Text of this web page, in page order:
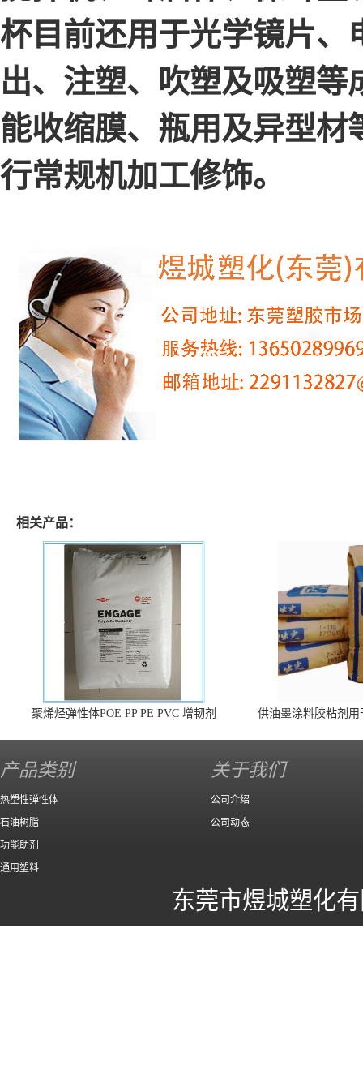
杯目前还用于光学镜片、
出、注塑、吹塑及吸塑
能收缩膜、瓶用及异型
行常规机加工修饰。
相关产品：
聚烯烃弹性体POE PP PE PVC 增韧剂
供油墨涂料胶粘剂
产品类别
热塑性弹性体
石油树脂
功能助剂
通用塑料
关于我们
公司介绍
公司动态
东莞市煜城塑化